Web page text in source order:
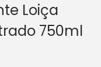
Loiça
750ml